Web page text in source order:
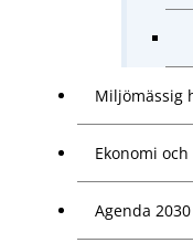
Miljömässig
Ekonomi
Agenda 2030